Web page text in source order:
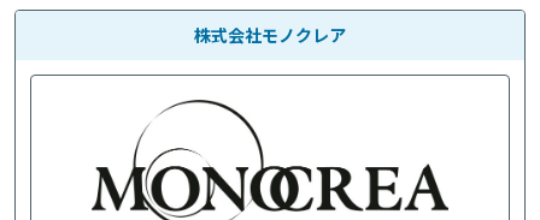
株式会社モノクレア